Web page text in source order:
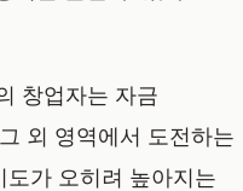
창업자는 자금
외 영역에서 도전하는
가 오히려 높아지는